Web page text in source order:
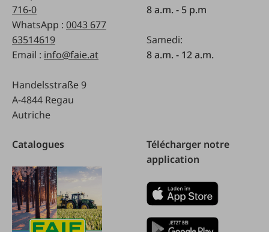
716-0
WhatsApp : 0043 677
63514619
Email : info@faie.at
Handelsstraße 9
A-4844 Regau
Autriche
8 a.m. - 5 p.m
Samedi:
8 a.m. - 12 a.m.
Catalogues
Télécharger notre
application